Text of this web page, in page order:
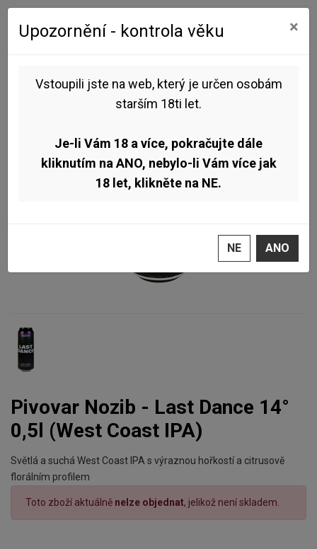
Pivovar Nozib - Last Dance 14°
0,5l (West Coast IPA)
Světlá a suchá West Coast IPA s výraznou hořkostí a citrusově
florálním profilem
Toto zboží aktuálně nelze objednat, jelikož není skladem.
Upozornění - kontrola věku ×
Vstoupili jste na web, který je určen osobám
starším 18ti let.
Je-li Vám 18 a více, pokračujte dále
kliknutím na ANO, nebylo-li Vám více jak
18 let, klikněte na NE.
NE ANO